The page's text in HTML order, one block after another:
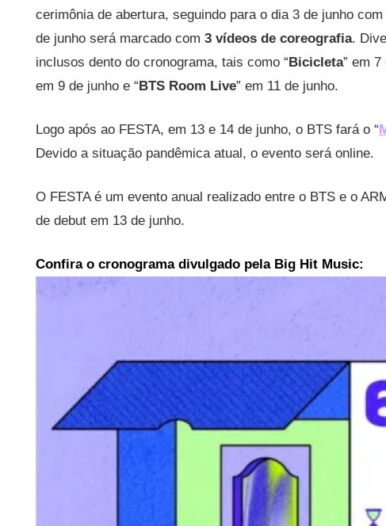
cerimônia de abertura, seguindo para o dia 3 de junho com
de junho será marcado com3 vídeos de coreografia.
inclusos dento do cronograma, tais como “ Bicicleta” em 7
em 9 de junho e “ BTS Room Live” em 11 de junho.
Logo após ao FESTA, em 13 e 14 de junho, o BTS fará o “
Devido a situação pandêmica atual, o evento será online.
O FESTA é um evento anual realizado entre o BTS e o
de debut em 13 de junho.
Confira o cronograma divulgado pela Big Hit Music: